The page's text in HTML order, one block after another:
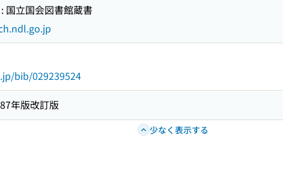
国立国会図書館蔵書
bib/029239524
年版改訂版
少なく表示する